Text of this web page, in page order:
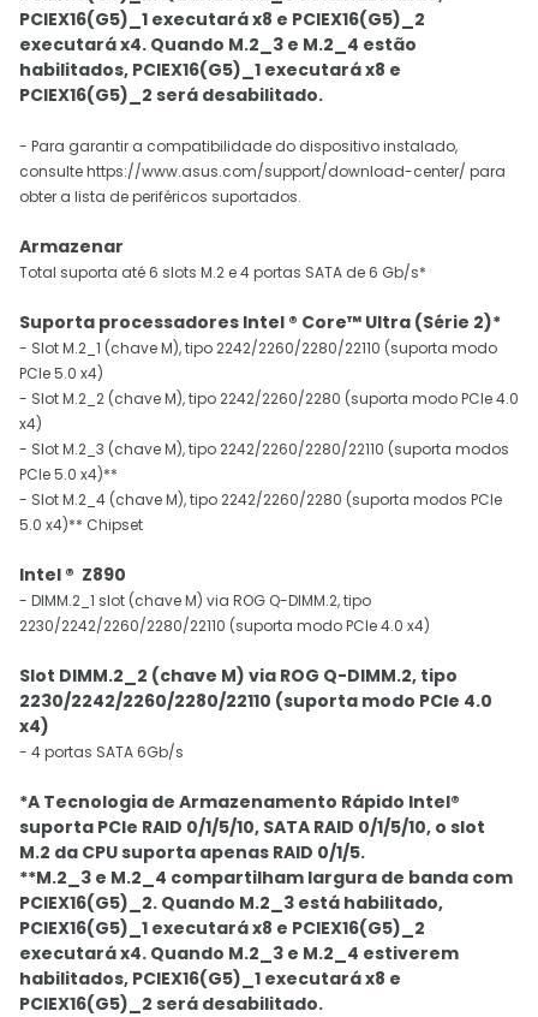
PCIEX16(G5)_1 executará x8 e PCIEX16(G5)_2
executará x4. Quando M.2_3 e M.2_4 estão
habilitados, PCIEX16(G5)_1 executará x8 e
PCIEX16(G5)_2 será desabilitado.
- Para garantir a compatibilidade do dispositivo instalado,
consulte https://www.asus.com/support/download-center/ para
obter a lista de periféricos suportados.
Armazenar
Total suporta até 6 slots M.2 e 4 portas SATA de 6 Gb/s*
Suporta processadores Intel ® Core™ Ultra (Série 2)*
- Slot M.2_1 (chave M), tipo 2242/2260/2280/22110 (suporta modo
PCIe 5.0 x4)
- Slot M.2_2 (chave M), tipo 2242/2260/2280 (suporta modo PCIe 4.0
x4)
- Slot M.2_3 (chave M), tipo 2242/2260/2280/22110 (suporta modos
PCIe 5.0 x4)**
- Slot M.2_4 (chave M), tipo 2242/2260/2280 (suporta modos PCIe
5.0 x4)** Chipset
Intel ® Z890
- DIMM.2_1 slot (chave M) via ROG Q-DIMM.2, tipo
2230/2242/2260/2280/22110 (suporta modo PCIe 4.0 x4)
Slot DIMM.2_2 (chave M) via ROG Q-DIMM.2, tipo
2230/2242/2260/2280/22110 (suporta modo PCIe 4.0
x4)
- 4 portas SATA 6Gb/s
*A Tecnologia de Armazenamento Rápido Intel®
suporta PCIe RAID 0/1/5/10, SATA RAID 0/1/5/10, o slot
M.2 da CPU suporta apenas RAID 0/1/5.
**M.2_3 e M.2_4 compartilham largura de banda com
PCIEX16(G5)_2. Quando M.2_3 está habilitado,
PCIEX16(G5)_1 executará x8 e PCIEX16(G5)_2
executará x4. Quando M.2_3 e M.2_4 estiverem
habilitados, PCIEX16(G5)_1 executará x8 e
PCIEX16(G5)_2 será desabilitado.